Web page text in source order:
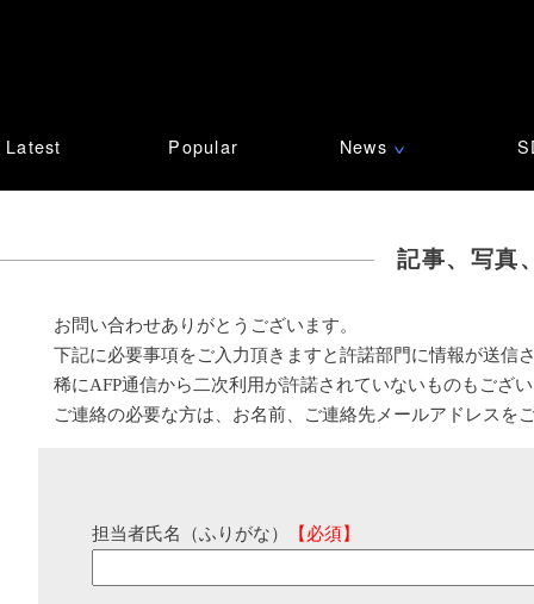
Latest Popular News ∨
記事、写真
お問い合わせありがとうございます。
下記に必要事項をご入力頂きますと許諾部門に情報が送信
稀にAFP通信から二次利用が許諾されていないものもござ
ご連絡の必要な方は、お名前、ご連絡先メールアドレスを
担当者氏名（ふりがな） 【必須】